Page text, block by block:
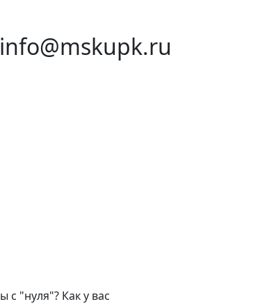
с "нуля"? Как у вас